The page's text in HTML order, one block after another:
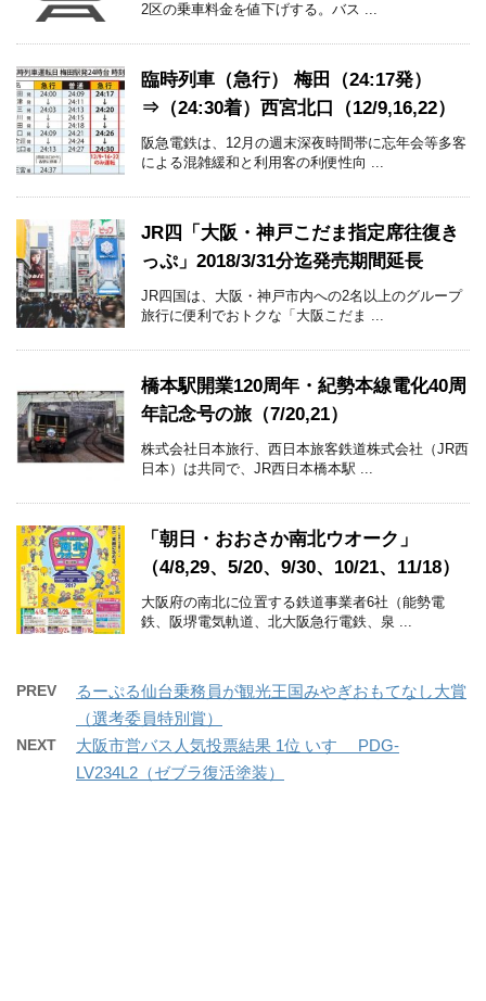
2区の乗車料金を値下げする。バス ...
臨時列車（急行） 梅田（24:17発）
⇒（24:30着）西宮北口（12/9,16,22）
阪急電鉄は、12月の週末深夜時間帯に忘年会等多客
による混雑緩和と利用客の利便性向 ...
JR四「大阪・神戸こだま指定席往復き
っぷ」2018/3/31分迄発売期間延長
JR四国は、大阪・神戸市内への2名以上のグループ
旅行に便利でおトクな「大阪こだま ...
橋本駅開業120周年・紀勢本線電化40周
年記念号の旅（7/20,21）
株式会社日本旅行、西日本旅客鉄道株式会社（JR西
日本）は共同で、JR西日本橋本駅 ...
「朝日・おおさか南北ウオーク」
（4/8,29、5/20、9/30、10/21、11/18）
大阪府の南北に位置する鉄道事業者6社（能勢電
鉄、阪堺電気軌道、北大阪急行電鉄、泉 ...
PREV
るーぷる仙台乗務員が観光王国みやぎおもてなし大賞
（選考委員特別賞）
NEXT
大阪市営バス人気投票結果 1位 いすゞ PDG-
LV234L2（ゼブラ復活塗装）